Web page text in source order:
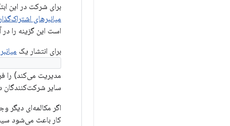
برای شرکت در این
میانبرهای
است این گزینه را
برای انتشار یک میانبر
مدیریت می‌کند) را
سایر شرکت‌کنندگان
اگر مکالمه‌ای دیگر
کار باعث می‌شود